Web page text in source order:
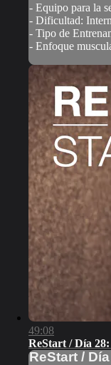
- Equipo para la
- Dificultad:
- Tipo de
- Enfoque
49:08
ReStart / Día
ReStart /